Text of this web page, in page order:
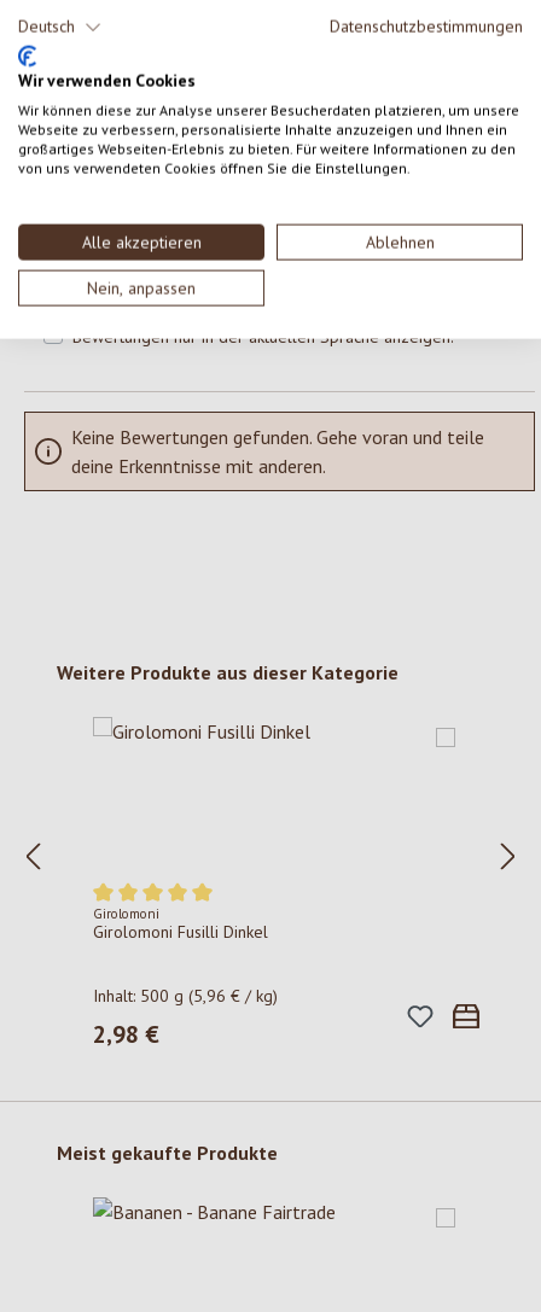
Deutsch Datenschutzbestimmungen
Wir verwenden Cookies
Wir können diese zur Analyse unserer Besucherdaten platzieren, um unsere
Webseite zu verbessern, personalisierte Inhalte anzuzeigen und Ihnen ein
großartiges Webseiten-Erlebnis zu bieten. Für weitere Informationen zu den
von uns verwendeten Cookies öffnen Sie die Einstellungen.
Alle akzeptieren Ablehnen
Nein, anpassen
0 von 0 Bewertungen
Durchschnittliche Bewertung von 0 von 5 Sternen
Gib eine Bewertung ab!
SCHREIBE EINE BEWERTUNG
Bewertungen nur in der aktuellen Sprache anzeigen.
Keine Bewertungen gefunden. Gehe voran und teile
deine Erkenntnisse mit anderen.
Produktgalerie überspringen
Weitere Produkte aus dieser Kategorie
Durchschnittliche Bewertung von 5 von 5 Sternen
Girolomoni
Girolomoni Fusilli Dinkel
Inhalt: 500 g(5,96 € / kg)
Regulärer Preis:
2,98 €
Produktgalerie überspringen
Meist gekaufte Produkte